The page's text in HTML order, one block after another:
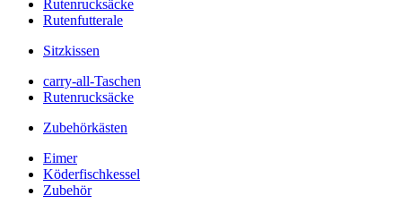
Rutenrucksäcke
Rutenfutterale
Sitzkissen
carry-all-Taschen
Rutenrucksäcke
Zubehörkästen
Eimer
Köderfischkessel
Zubehör